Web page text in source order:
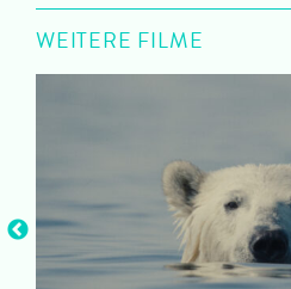
WEITERE FILME